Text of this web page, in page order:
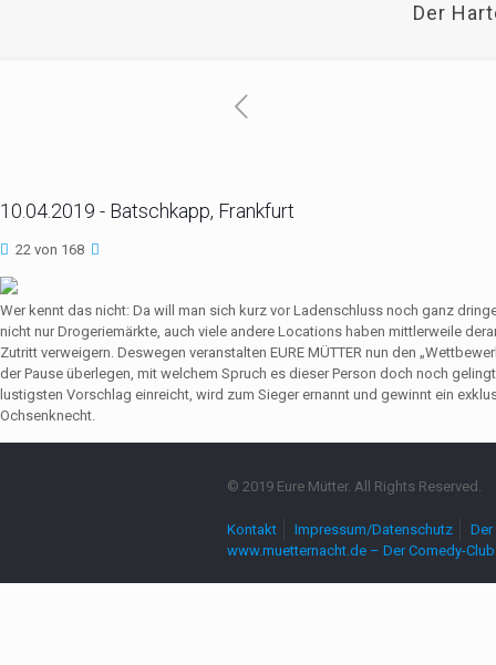
Der
10.04.2019 - Batschkapp, Frankfurt
22 von 168
Wer kennt das nicht: Da will man sich kurz vor Ladenschluss noch ganz
nicht nur Drogeriemärkte, auch viele andere Locations haben mittlerweile
Zutritt verweigern. Deswegen veranstalten EURE MÜTTER nun den
der Pause überlegen, mit welchem Spruch es dieser Person doch noch
lustigsten Vorschlag einreicht, wird zum Sieger ernannt und gewinnt ein
Ochsenknecht.
© 2019 Eure Mütter. All Rights Reserved.
Kontakt Impressum/Datenschutz
www.muetternacht.de – Der Comedy-Club